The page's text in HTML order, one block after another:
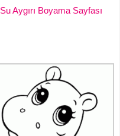
Su Aygırı Boyama Sayfası